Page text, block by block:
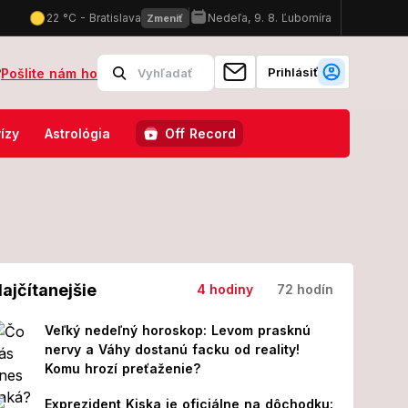
musela vyraziť aj helikoptéra! Desivá noc na oboch
Pošlite nám ho Prihlásiť
Astrológia Off Record
4 hodiny 72 hodín
Veľký nedeľný horoskop: Levom prasknú
nervy a Váhy dostanú facku od reality!
Komu hrozí preťaženie?
Exprezident Kiska je oficiálne na dôchodku: